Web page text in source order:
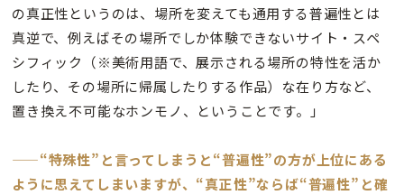
の真正性というのは、場所を変えても通用する普遍性とは
真逆で、例えばその場所でしか体験できないサイト・スペ
シフィック（※美術用語で、展示される場所の特性を活か
したり、その場所に帰属したりする作品）な在り方など、
置き換え不可能なホンモノ、ということです。」
——“特殊性”と言ってしまうと“普遍性”の方が上位にある
ように思えてしまいますが、“真正性”ならば“普遍性”と確